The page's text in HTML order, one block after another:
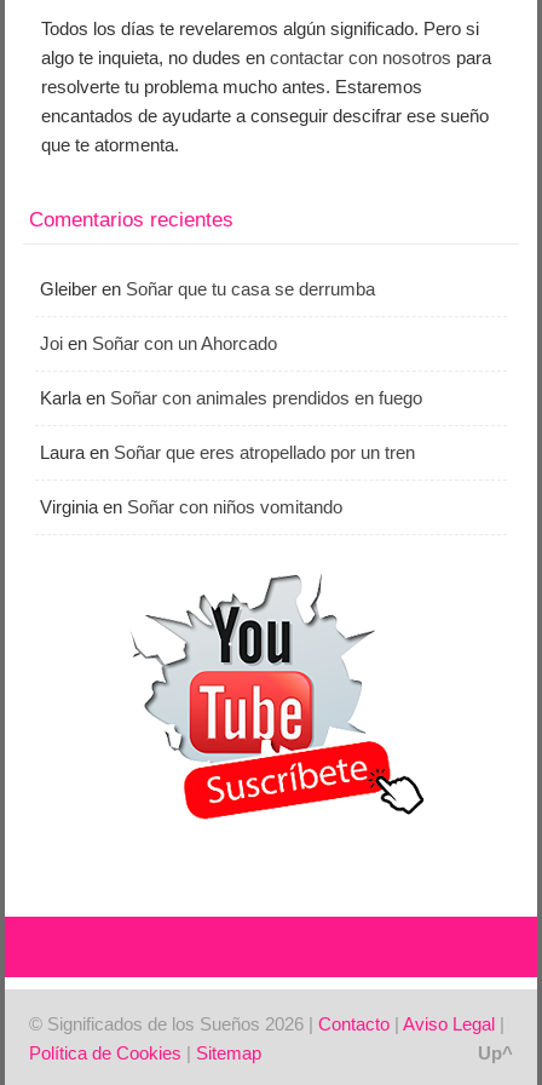
Todos los días te revelaremos algún significado. Pero si
algo te inquieta, no dudes encontactar con nosotros para
resolverte tu problema mucho antes. Estaremos
encantados de ayudarte a conseguir descifrar ese sueño
que te atormenta.
Comentarios recientes
Gleiber en Soñar que tu casa se derrumba
Joi en Soñar con un Ahorcado
Karla en Soñar con animales prendidos en fuego
Laura en Soñar que eres atropellado por un tren
Virginia en Soñar con niños vomitando
© Significados de los Sueños 2026 |Contacto |Aviso Legal |
Política de Cookies | Sitemap